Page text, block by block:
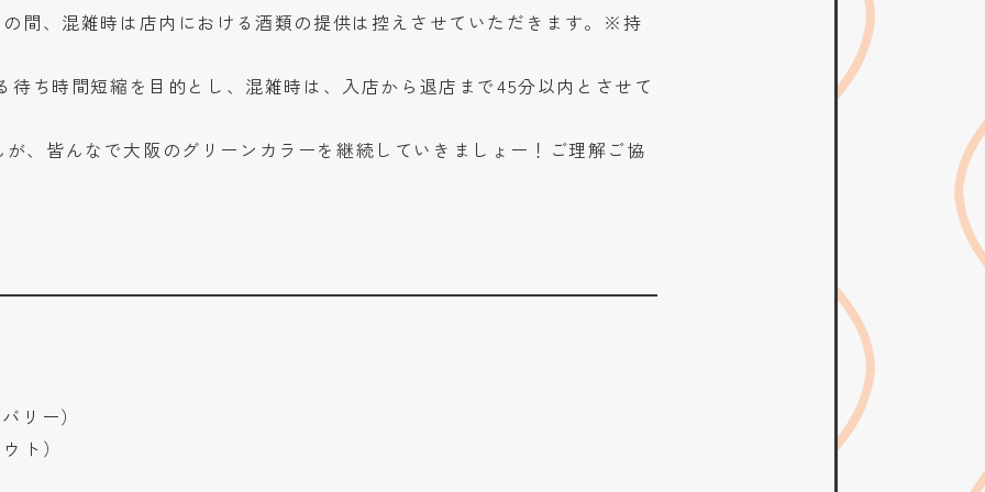
間、混雑時は店内における酒類の提供は控えさせていただきます。※持
ち時間短縮を目的とし、混雑時は、入店から退店まで45分以内とさせて
、皆んなで大阪のグリーンカラーを継続していきましょー！ご理解ご協
リー）
ト）